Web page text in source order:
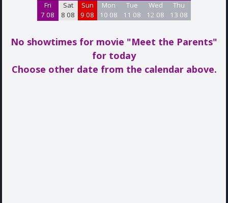
Fri
7 08
Sat
8 08
Sun
9 08
Mon
10 08
Tue
11 08
Wed
12 08
Thu
13 08
No showtimes for movie "Meet the Parents"
for today
Choose other date from the calendar above.